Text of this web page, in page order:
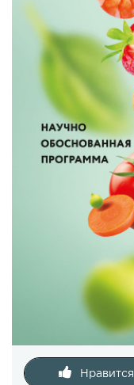
Нравится